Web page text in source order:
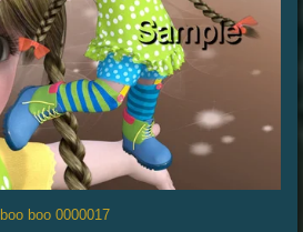
boo boo 0000017